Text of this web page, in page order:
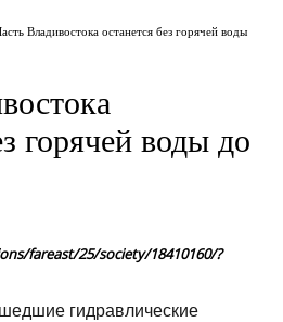
Владивостока останется без горячей воды
горячей воды до
fareast/25/society/18410160/?
гидравлические